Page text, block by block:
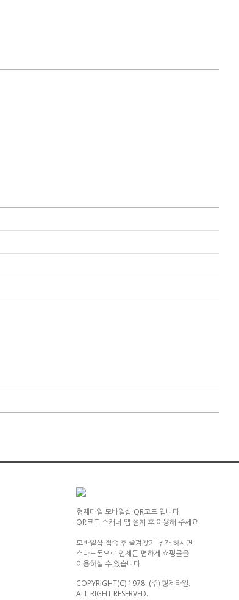
형제타일 모바일샵 QR코드 입니다.
QR코드 스캐너 앱 설치 후 이용해 주세요
모바일샵 접속 후 즐겨찾기 추가 하시면
스마트폰으로 언제든 편하게 쇼핑몰을
이용하실 수 있습니다.
COPYRIGHT(C) 1978. (주) 형제타일.
ALL RIGHT RESERVED.